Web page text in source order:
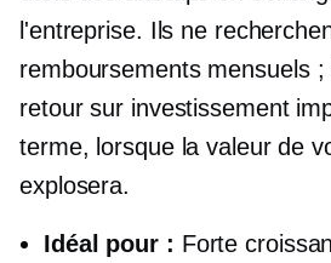
l'entreprise. Ils ne
remboursements mensuels
retour sur investissement
terme, lorsque la valeur de
explosera.
Idéal pour : Forte